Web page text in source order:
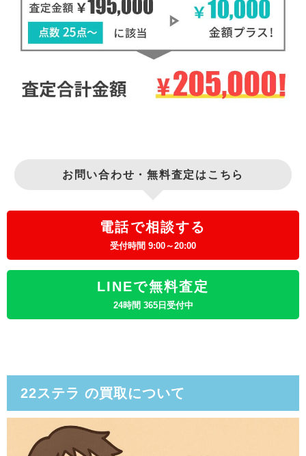
お問い合わせ・無料査定はこちら
電話で相談する
受付時間 9:00～20:00
LINEで無料査定
24時間 365日受付中
22ステラ の買取について